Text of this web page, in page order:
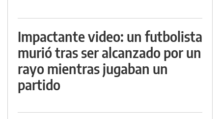
Impactante video: un futbolista
murió tras ser alcanzado por un
rayo mientras jugaban un
partido